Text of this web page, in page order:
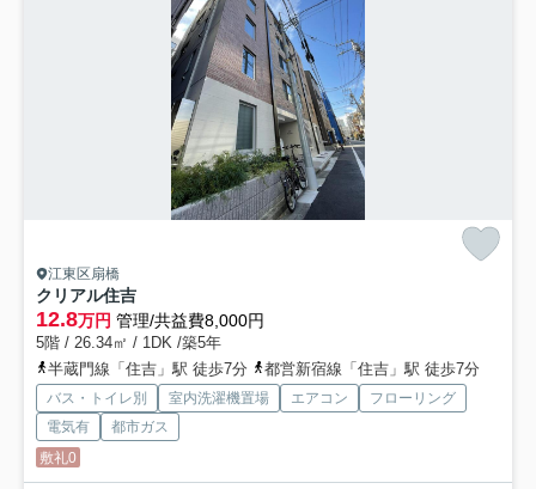
江東区扇橋
クリアル住吉
12.8万円 管理/共益費8,000円
5階 / 26.34㎡ / 1DK /築5年
半蔵門線「住吉」駅 徒歩7分
都営新宿線「住吉」駅 徒歩7分
バス・トイレ別 室内洗濯機置場 エアコン
フローリング
電気有
都市ガス
敷礼0